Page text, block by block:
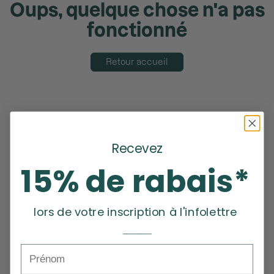
Oups, quelque chose n'a pas
fonctionné
Retour accueil
Recevez
15% de rabais*
lors de votre inscription à l'infolettre